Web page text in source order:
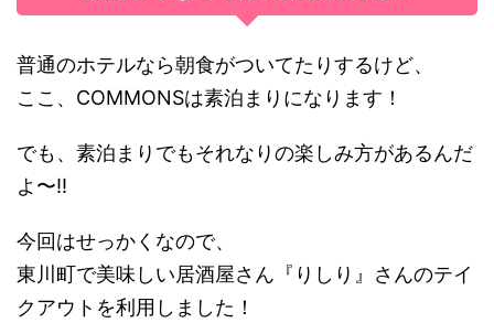
普通のホテルなら朝食がついてたりするけど、
ここ、COMMONSは素泊まりになります！
でも、素泊まりでもそれなりの楽しみ方があるんだ
よ〜!!
今回はせっかくなので、
東川町で美味しい居酒屋さん『りしり』さんのテイ
クアウトを利用しました！